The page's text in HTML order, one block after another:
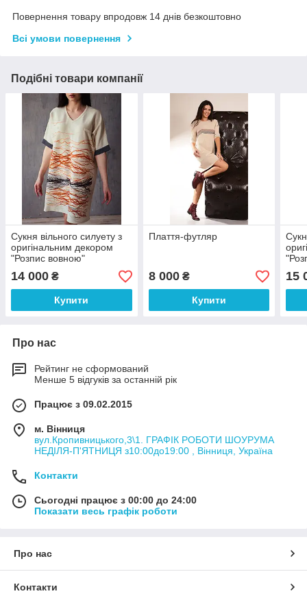
Повернення товару впродовж 14 днів безкоштовно
Всі умови повернення
Подібні товари компанії
Сукня вільного силуету з
оригінальним декором
"Розпис вовною"
14 000 ₴
Купити
Плаття-футляр
8 000₴
Купити
15
Про нас
Рейтинг не сформований
Менше 5 відгуків за останній рік
Працює з 09.02.2015
м. Вінниця
вул.Кропивницького,3\1. ГРАФІК РОБОТИ ШОУРУМА
НЕДІЛЯ-П'ЯТНИЦЯ з10:00до19:00 , Вінниця, Україна
Контакти
Сьогодні працює з 00:00 до 24:00
Показати весь графік роботи
Про нас
Контакти